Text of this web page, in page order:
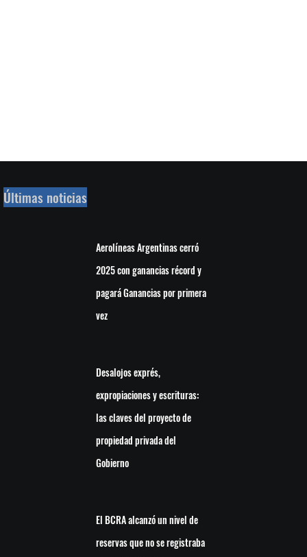
Últimas noticias
Aerolíneas Argentinas cerró
2025 con ganancias récord y
pagará Ganancias por primera
vez
Desalojos exprés,
expropiaciones y escrituras:
las claves del proyecto de
propiedad privada del
Gobierno
El BCRA alcanzó un nivel de
reservas que no se registraba